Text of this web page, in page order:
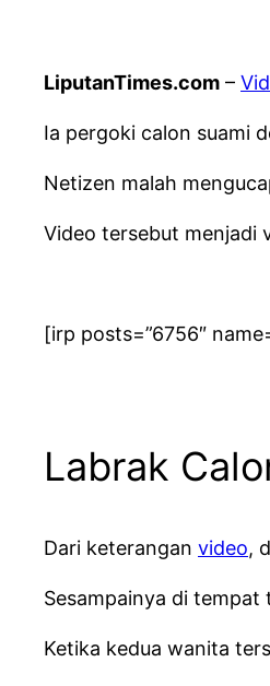
LiputanTimes.com –
Ia pergoki calon suami
Netizen malah
Video tersebut menjadi
[irp posts=”6756″
Labrak
Dari keterangan video,
Sesampainya di
Ketika kedua wanita